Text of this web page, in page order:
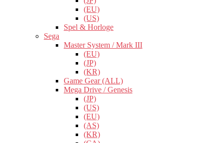
(EU)
(US)
Spel & Horloge
Sega
Master System / Mark III
(EU)
(JP)
(KR)
Game Gear (ALL)
Mega Drive / Genesis
(JP)
(US)
(EU)
(AS)
(KR)